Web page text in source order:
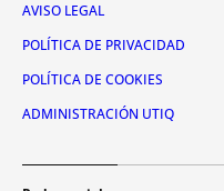
AVISO LEGAL
POLÍTICA DE PRIVACIDAD
POLÍTICA DE COOKIES
ADMINISTRACIÓN UTIQ